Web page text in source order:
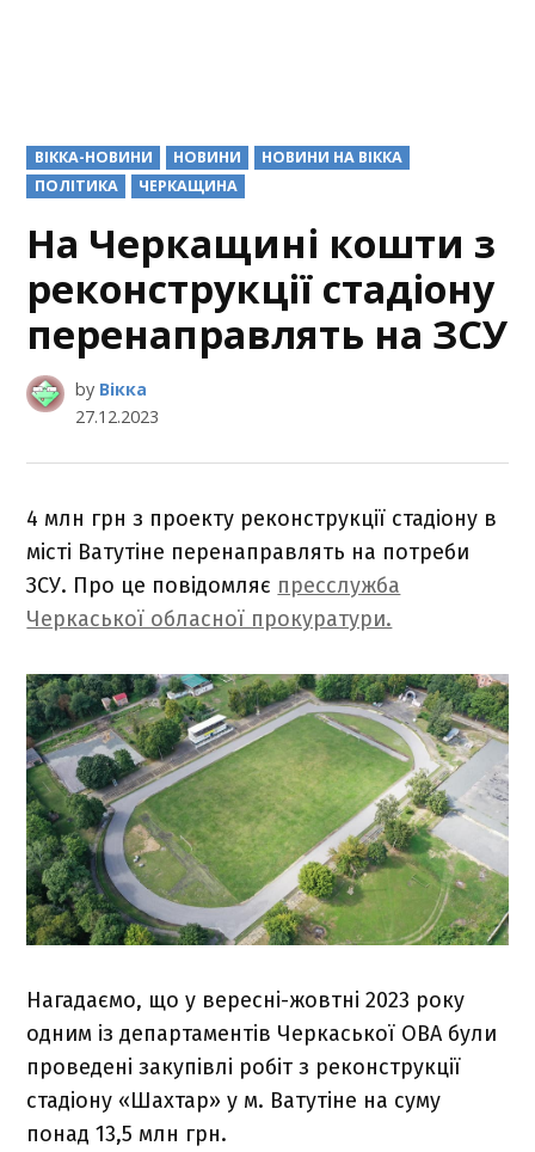
POSTED
IN
ВІККА-НОВИНИ НОВИНИ
НОВИНИ НА ВІККА
ПОЛІТИКА
ЧЕРКАЩИНА
На Черкащині кошти з
реконструкції стадіону
перенаправлять на ЗСУ
by Вікка
27.12.2023
4 млн грн з проекту реконструкції стадіону в
місті Ватутіне перенаправлять на потреби
ЗСУ. Про це повідомляє пресслужба
Черкаської обласної прокуратури.
Нагадаємо, що у вересні-жовтні 2023 року
одним із департаментів Черкаської ОВА були
проведені закупівлі робіт з реконструкції
стадіону «Шахтар» у м. Ватутіне на суму
понад 13,5 млн грн.